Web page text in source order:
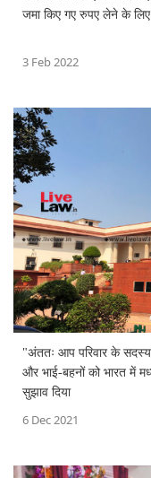
जमा किए गए रुपए
3 Feb 2022
"अंततः आप परिवार के सदस्य
और भाई-बहनों को भारत में
सुझाव दिया
6 Dec 2021